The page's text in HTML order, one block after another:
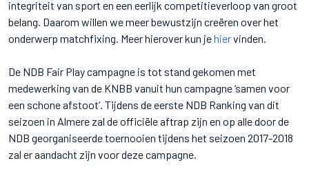
integriteit van sport en een eerlijk competitieverloop van groot
belang. Daarom willen we meer bewustzijn creëren over het
onderwerp matchfixing. Meer hierover kun jehiervinden.
De NDB Fair Play campagne is tot stand gekomen met
medewerking van de KNBB vanuit hun campagne ‘samen voor
een schone afstoot’. Tijdens de eerste NDB Ranking van dit
seizoen in Almere zal de officiële aftrap zijn en op alle door de
NDB georganiseerde toernooien tijdens het seizoen 2017-2018
zal er aandacht zijn voor deze campagne.